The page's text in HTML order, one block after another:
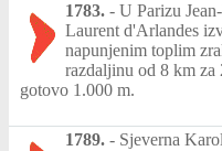
1783. - U Parizu
Laurent d'Arlandes
napunjenim toplim
razdaljinu od 8 km za
gotovo 1.000 m.
1789. - Sjeverna